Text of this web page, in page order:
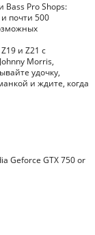
Pro Shops:
почти 500
и Z21 с
Morris,
удочку,
и ждите, когда
Geforce GTX 750 or